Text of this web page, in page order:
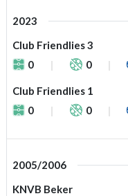
2023
Club Friendlies 3
0
0
Club Friendlies 1
0
0
2005/2006
KNVB Beker